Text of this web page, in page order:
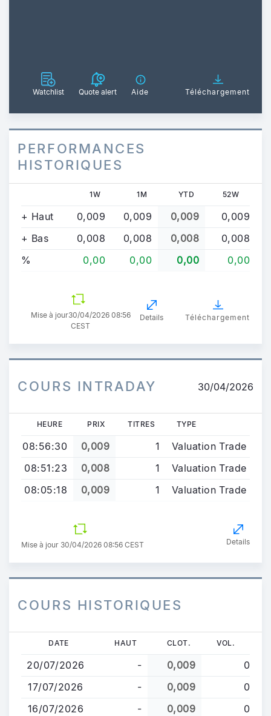
Watchlist Quote alert Aide Téléchargement
PERFORMANCES
HISTORIQUES
1W 1M YTD 52W
+ Haut 0,009 0,009 0,009
0,009
+ Bas
0,008 0,008 0,008
0,008
%
0,00 0,00 0,00 0,00
Mise à jour30/04/2026 08:56
CEST
Details Téléchargement
COURS INTRADAY 30/04/2026
HEURE PRIX TITRES TYPE
08:56:30 0,009 1
Valuation Trade
08:51:23
0,008 1
Valuation Trade
08:05:18
0,009 1 Valuation Trade
Mise à jour 30/04/2026 08:56 CEST Details
COURS HISTORIQUES
contenu
principal
DATE HAUT CLOT. VOL.
20/07/2026 - 0,009
0
17/07/2026
- 0,009
0
16/07/2026
- 0,009
0